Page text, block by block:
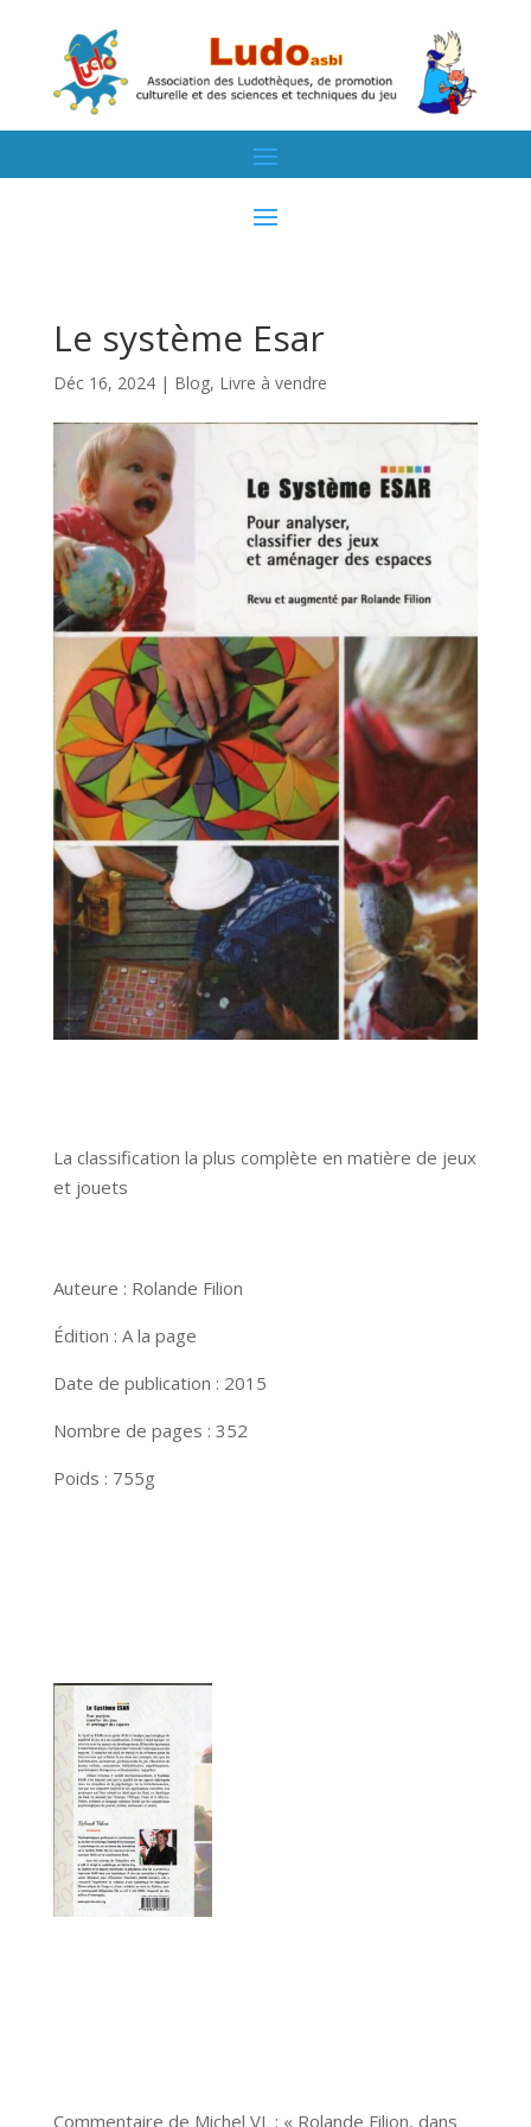
Le système Esar
Déc 16, 2024| Blog, Livre à vendre
La classification la plus complète en matière de jeux
et jouets
Auteure : Rolande Filion
Édition : A la page
Date de publication : 2015
Nombre de pages : 352
Poids : 755g
Commentaire de Michel VL : « Rolande Filion, dans